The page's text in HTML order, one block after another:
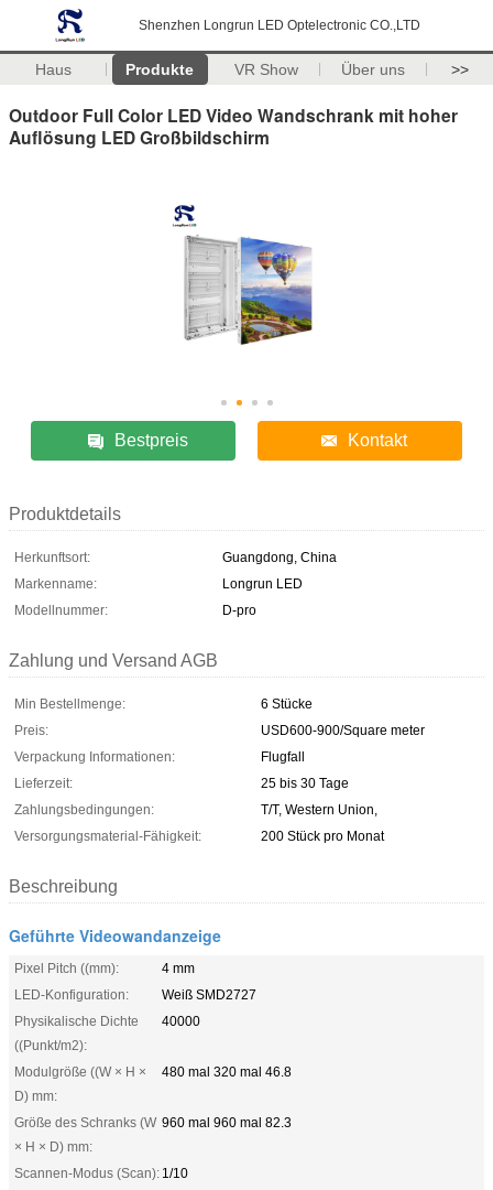
Shenzhen Longrun LED Optelectronic CO.,LTD
Haus Produkte VR Show Über uns >>
Outdoor Full Color LED Video Wandschrank mit hoher
Auflösung LED Großbildschirm
Bestpreis Kontakt
Produktdetails
Herkunftsort:
Guangdong, China
Markenname:
Longrun LED
Modellnummer:
D-pro
Zahlung und Versand AGB
Min Bestellmenge:
6 Stücke
Preis:
USD600-900/Square meter
Verpackung Informationen:
Flugfall
Lieferzeit:
25 bis 30 Tage
Zahlungsbedingungen:
T/T, Western Union,
Versorgungsmaterial-Fähigkeit:
200 Stück pro Monat
Beschreibung
Geführte Videowandanzeige
Pixel Pitch ((mm):
4 mm
LED-Konfiguration:
Weiß SMD2727
Physikalische Dichte
((Punkt/m2):
40000
Modulgröße ((W × H ×
D) mm:
480 mal 320 mal 46.8
Größe des Schranks (W
× H × D) mm:
960 mal 960 mal 82.3
Scannen-Modus (Scan): 1/10